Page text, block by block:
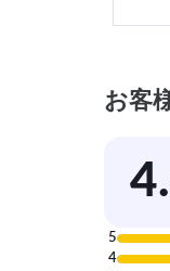
お客
5
4